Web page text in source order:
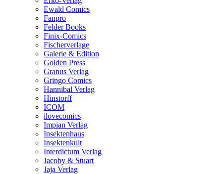
Ewald Comics
Fanpro
Felder Books
Finix-Comics
Fischerverlage
Galerie & Edition
Golden Press
Granus Verlag
Gringo Comics
Hannibal Verlag
Hinstorff
ICOM
ilovecomics
Impian Verlag
Insektenhaus
Insektenkult
Interdictum Verlag
Jacoby & Stuart
Jaja Verlag